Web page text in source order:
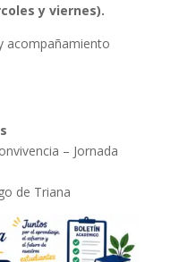
y viernes).
acompañamiento
– Jornada
de Triana